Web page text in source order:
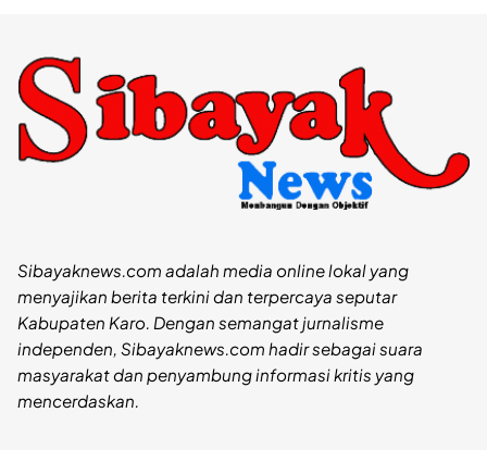
Sibayaknews.com adalah media online lokal yang
menyajikan berita terkini dan terpercaya seputar
Kabupaten Karo. Dengan semangat jurnalisme
independen, Sibayaknews.com hadir sebagai suara
masyarakat dan penyambung informasi kritis yang
mencerdaskan.